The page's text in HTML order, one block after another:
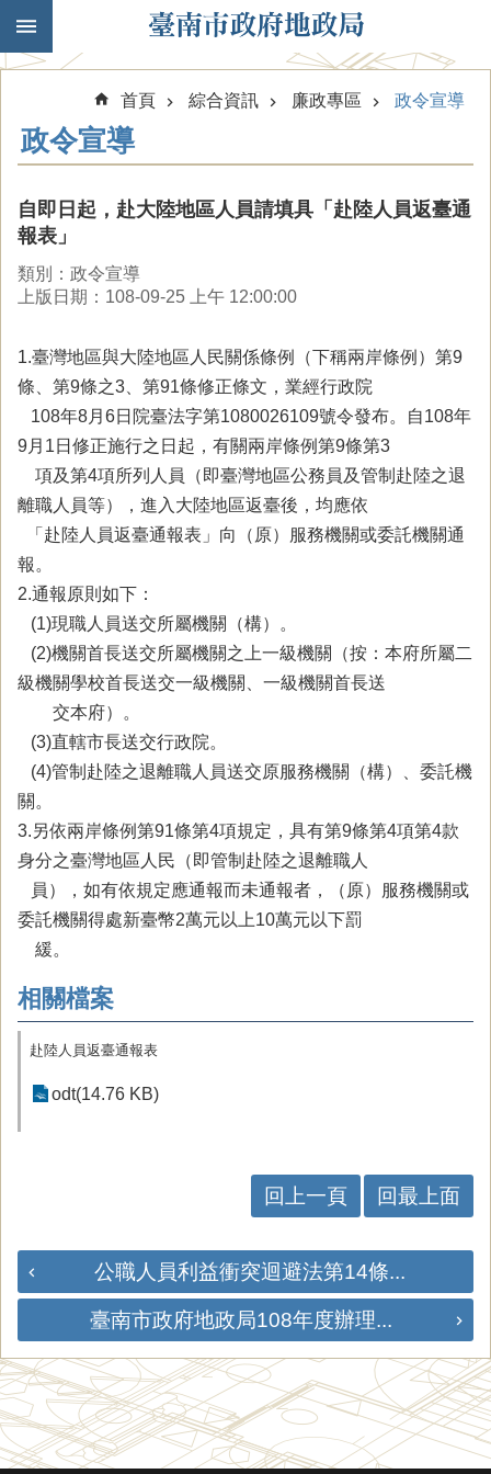
跳到主要內容區塊
首頁 綜合資訊 廉政專區 政令宣導
政令宣導
自即日起，赴大陸地區人員請填具「赴陸人員返臺通
報表」
類別：政令宣導
上版日期：108-09-25 上午 12:00:00
1.臺灣地區與大陸地區人民關係條例（下稱兩岸條例）第9
條、第9條之3、第91條修正條文，業經行政院
108年8月6日院臺法字第1080026109號令發布。自108年
9月1日修正施行之日起，有關兩岸條例第9條第3
項及第4項所列人員（即臺灣地區公務員及管制赴陸之退
離職人員等），進入大陸地區返臺後，均應依
「赴陸人員返臺通報表」向（原）服務機關或委託機關通
報。
2.通報原則如下：
(1)現職人員送交所屬機關（構）。
(2)機關首長送交所屬機關之上一級機關（按：本府所屬二
級機關學校首長送交一級機關、一級機關首長送
交本府）。
(3)直轄市長送交行政院。
(4)管制赴陸之退離職人員送交原服務機關（構）、委託機
關。
3.另依兩岸條例第91條第4項規定，具有第9條第4項第4款
身分之臺灣地區人民（即管制赴陸之退離職人
員），如有依規定應通報而未通報者，（原）服務機關或
委託機關得處新臺幣2萬元以上10萬元以下罰
緩。
相關檔案
赴陸人員返臺通報表
odt(14.76 KB)
回上一頁 回最上面
公職人員利益衝突迴避法第14條...
臺南市政府地政局108年度辦理...